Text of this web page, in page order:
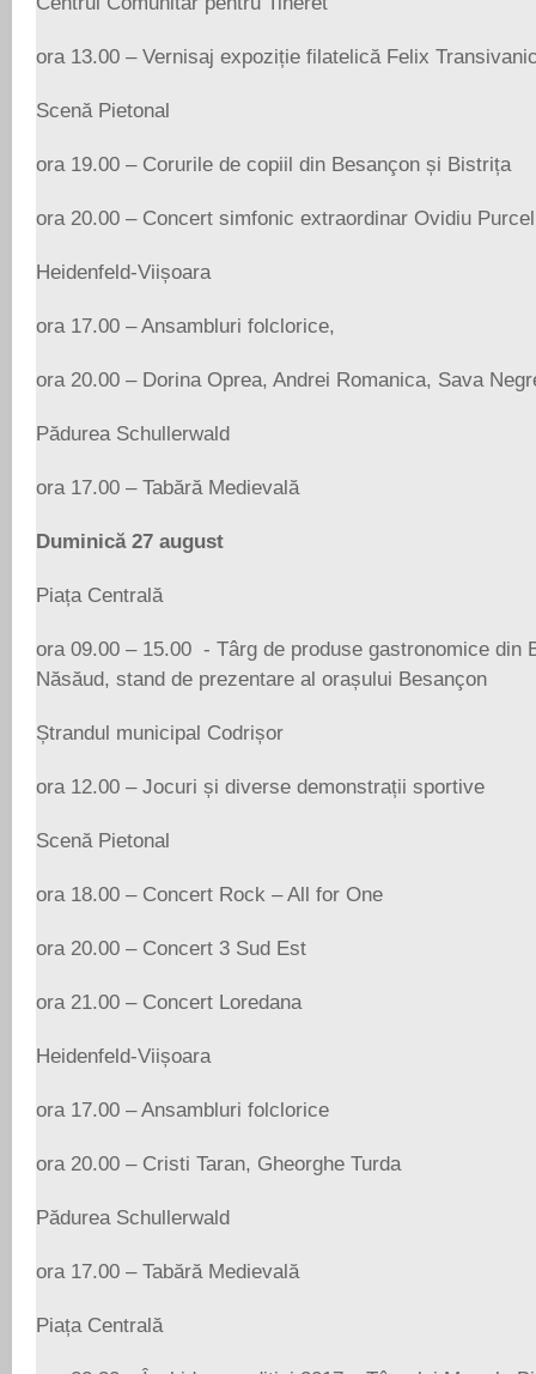
ora 13.00 – Vernisaj expoziție filatelică Felix
Scenă Pietonal
ora 19.00 – Corurile de copiil din Besançon și Bistrița
ora 20.00 – Concert simfonic extraordinar Ovidiu
Heidenfeld-Viișoara
ora 17.00 – Ansambluri folclorice,
ora 20.00 – Dorina Oprea, Andrei Romanica, Sava
Pădurea Schullerwald
ora 17.00 – Tabără Medievală
Duminică 27 august
Piața Centrală
ora 09.00 – 15.00 - Târg de produse gastronomice din
Năsăud, stand de prezentare al orașului Besançon
Ștrandul municipal Codrișor
ora 12.00 – Jocuri și diverse demonstrații sportive
Scenă Pietonal
ora 18.00 – Concert Rock – All for One
ora 20.00 – Concert 3 Sud Est
ora 21.00 – Concert Loredana
Heidenfeld-Viișoara
ora 17.00 – Ansambluri folclorice
ora 20.00 – Cristi Taran, Gheorghe Turda
Pădurea Schullerwald
ora 17.00 – Tabără Medievală
Piața Centrală